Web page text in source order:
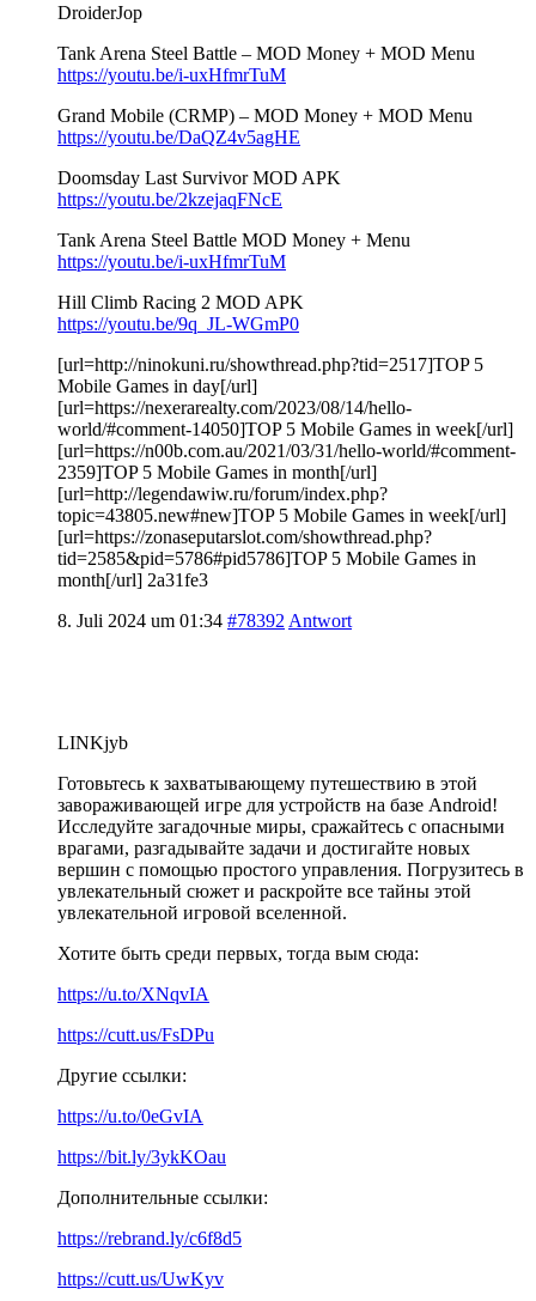
DroiderJop
Tank Arena Steel Battle – MOD Money + MOD Menu
https://youtu.be/i-uxHfmrTuM
Grand Mobile (CRMP) – MOD Money + MOD Menu
https://youtu.be/DaQZ4v5agHE
Doomsday Last Survivor MOD APK
https://youtu.be/2kzejaqFNcE
Tank Arena Steel Battle MOD Money + Menu
https://youtu.be/i-uxHfmrTuM
Hill Climb Racing 2 MOD APK
https://youtu.be/9q_JL-WGmP0
[url=http://ninokuni.ru/showthread.php?tid=2517]TOP 5
Mobile Games in day[/url]
[url=https://nexerarealty.com/2023/08/14/hello-
world/#comment-14050]TOP 5 Mobile Games in week[/url]
[url=https://n00b.com.au/2021/03/31/hello-world/#comment-
2359]TOP 5 Mobile Games in month[/url]
[url=http://legendawiw.ru/forum/index.php?
topic=43805.new#new]TOP 5 Mobile Games in week[/url]
[url=https://zonaseputarslot.com/showthread.php?
tid=2585&pid=5786#pid5786]TOP 5 Mobile Games in
month[/url] 2a31fe3
8. Juli 2024 um 01:34 #78392 Antwort
LINKjyb
Готовьтесь к захватывающему путешествию в этой
завораживающей игре для устройств на базе Android!
Исследуйте загадочные миры, сражайтесь с опасными
врагами, разгадывайте задачи и достигайте новых
вершин с помощью простого управления. Погрузитесь в
увлекательный сюжет и раскройте все тайны этой
увлекательной игровой вселенной.
Хотите быть среди первых, тогда вым сюда:
https://u.to/XNqvIA
https://cutt.us/FsDPu
Другие ссылки:
https://u.to/0eGvIA
https://bit.ly/3ykKOau
Дополнительные ссылки:
https://rebrand.ly/c6f8d5
https://cutt.us/UwKyv